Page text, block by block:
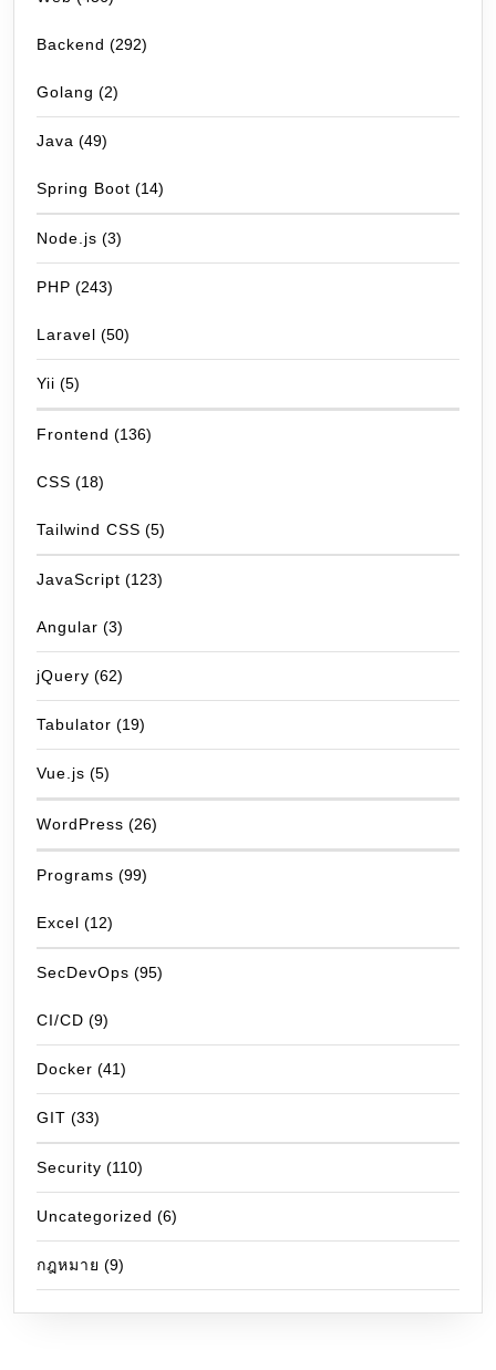
Backend (292)
Golang (2)
Java (49)
Spring Boot (14)
Node.js (3)
PHP (243)
Laravel (50)
Yii (5)
Frontend (136)
CSS (18)
Tailwind CSS (5)
JavaScript (123)
Angular (3)
jQuery (62)
Tabulator (19)
Vue.js (5)
WordPress (26)
Programs (99)
Excel (12)
SecDevOps (95)
CI/CD (9)
Docker (41)
GIT (33)
Security (110)
Uncategorized (6)
กฎหมาย (9)